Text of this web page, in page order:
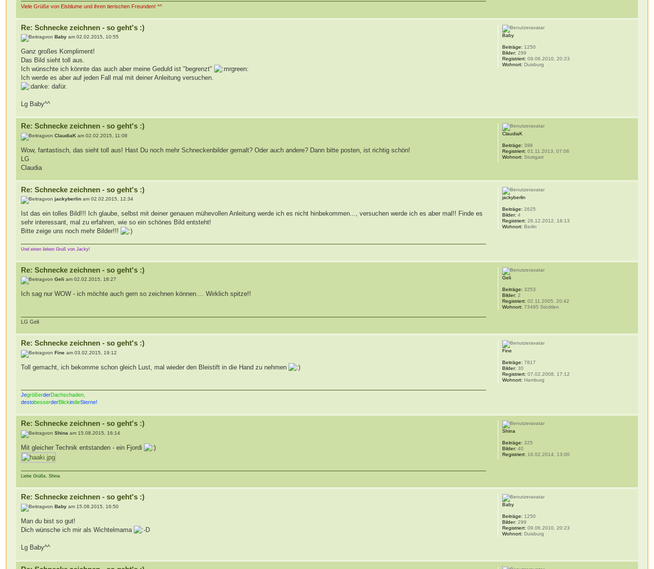
Viele Grüße von Eisblume und ihren tierischen Freunden! ^^
Re: Schnecke zeichnen - so geht's :)
vonBaby am 02.02.2015, 10:55
Ganz großes Kompliment!
Das Bild sieht toll aus.
Ich wünschte ich könnte das auch aber meine Geduld ist "begrenzt"
Ich werde es aber auf jeden Fall mal mit deiner Anleitung versuchen.
dafür.
Lg Baby^^
Baby
Beiträge: 1250
Bilder: 299
Registriert: 09.06.2010, 20:23
Wohnort: Duisburg
Re: Schnecke zeichnen - so geht's :)
vonClaudiaK am 02.02.2015, 11:08
Wow, fantastisch, das sieht toll aus! Hast Du noch mehr Schneckenbilder gemalt? Oder auch andere? Dann bitte posten, ist richtig schön!
LG
Claudia
ClaudiaK
Beiträge: 398
Registriert: 01.11.2013, 07:06
Wohnort: Stuttgart
Re: Schnecke zeichnen - so geht's :)
vonjackyberlin am 02.02.2015, 12:34
Ist das ein tolles Bild!!! Ich glaube, selbst mit deiner genauen mühevollen Anleitung werde ich es nicht hinbekommen..., versuchen werde ich es aber mal!! Finde es
sehr interessant, mal zu erfahren, wie so ein schönes Bild entsteht!
Bitte zeige uns noch mehr Bilder!!!
Und einen lieben Gruß von Jacky!
jackyberlin
Beiträge: 2625
Bilder: 4
Registriert: 26.12.2012, 18:13
Wohnort: Berlin
Re: Schnecke zeichnen - so geht's :)
vonGeli am 02.02.2015, 18:27
Ich sag nur WOW - ich möchte auch gern so zeichnen können.... Wirklich spitze!!
LG Geli
Geli
Beiträge: 3253
Bilder: 2
Registriert: 02.11.2005, 20:42
Wohnort: 73495 Stödtlen
Re: Schnecke zeichnen - so geht's :)
vonFine am 03.02.2015, 19:12
Toll gemacht, ich bekomme schon gleich Lust, mal wieder den Bleistift in die Hand zu nehmen
JegrößerderDachschaden,
destobesserderBlickindieSterne!
Fine
Beiträge: 7817
Bilder: 30
Registriert: 07.02.2008, 17:12
Wohnort: Hamburg
Re: Schnecke zeichnen - so geht's :)
vonShina am 15.08.2015, 16:14
Mit gleicher Technik entstanden - ein Fjordi
Liebe Grüße, Shina
Shina
Beiträge: 325
Bilder: 40
Registriert: 16.02.2014, 13:00
Re: Schnecke zeichnen - so geht's :)
vonBaby am 15.08.2015, 16:50
Man du bist so gut!
Dich wünsche ich mir als Wichtelmama
Lg Baby^^
Baby
Beiträge: 1250
Bilder: 299
Registriert: 09.06.2010, 20:23
Wohnort: Duisburg